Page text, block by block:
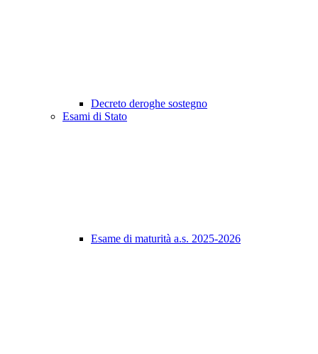
Decreto deroghe sostegno
Esami di Stato
Esame di maturità a.s. 2025-2026